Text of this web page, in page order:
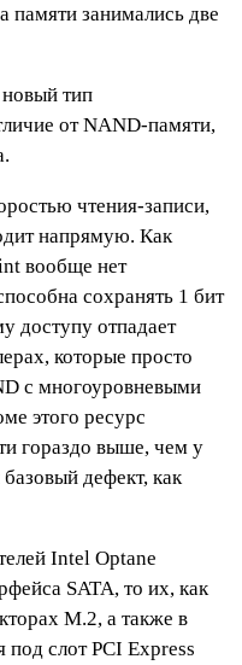
памяти занимались две
тип
от NAND-памяти,
чтения-записи,
напрямую. Как
вообще нет
сохранять 1 бит
доступу отпадает
которые просто
с многоуровневыми
этого ресурс
гораздо выше, чем у
дефект, как
Intel Optane
SATA, то их, как
M.2, а также в
под слот PCI Express